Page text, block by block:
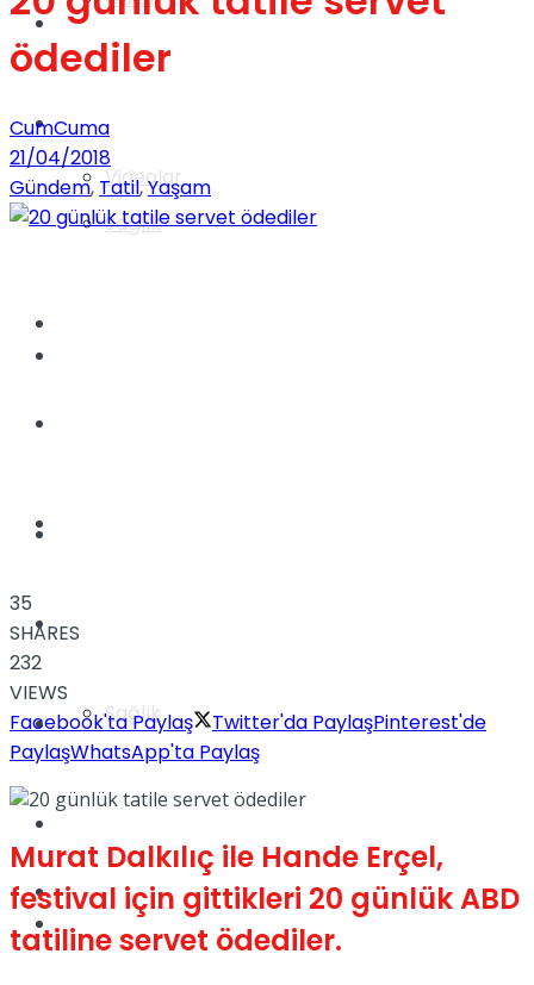
Videolar
Sağlık
TV
Gündem
Yaşam
Sağlık
Türkiye
Müzik
Tatil
ödediler
CumCuma
21/04/2018
Gündem, Tatil,Yaşam
35
SHARES
232
VIEWS
Facebook'ta Paylaş
Twitter'da PaylaşPinterest'de
PaylaşWhatsApp'ta Paylaş
Murat Dalkılıç ile Hande Erçel,
festival için gittikleri 20 günlük ABD
tatiline servet ödediler.